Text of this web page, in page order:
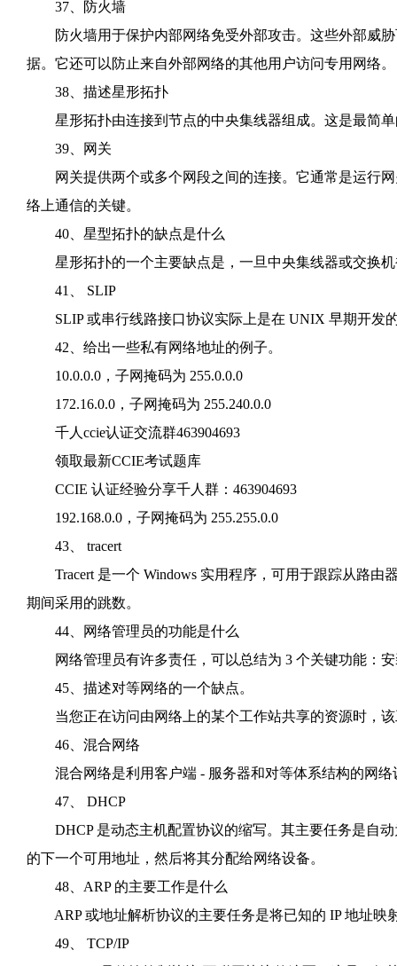
37、防火墙
防火墙用于保护内部网络免受外部攻击。这些外部威胁
据。它还可以防止来自外部网络的其他用户访问专用网络。
38、描述星形拓扑
星形拓扑由连接到节点的中央集线器组成。这是最简单
39、网关
网关提供两个或多个网段之间的连接。它通常是运行网
络上通信的关键。
40、星型拓扑的缺点是什么
星形拓扑的一个主要缺点是，一旦中央集线器或交换机
41、 SLIP
SLIP 或串行线路接口协议实际上是在 UNIX 早期开发
42、给出一些私有网络地址的例子。
10.0.0.0，子网掩码为 255.0.0.0
172.16.0.0，子网掩码为 255.240.0.0
千人ccie认证交流群463904693
领取最新CCIE考试题库
CCIE 认证经验分享千人群：463904693
192.168.0.0，子网掩码为 255.255.0.0
43、 tracert
Tracert 是一个 Windows 实用程序，可用于跟踪从路由
期间采用的跳数。
44、网络管理员的功能是什么
网络管理员有许多责任，可以总结为 3 个关键功能：安
45、描述对等网络的一个缺点。
当您正在访问由网络上的某个工作站共享的资源时，该
46、混合网络
混合网络是利用客户端 - 服务器和对等体系结构的网络
47、 DHCP
DHCP 是动态主机配置协议的缩写。其主要任务是自动
的下一个可用地址，然后将其分配给网络设备。
48、ARP 的主要工作是什么
ARP 或地址解析协议的主要任务是将已知的 IP 地址映
49、 TCP/IP